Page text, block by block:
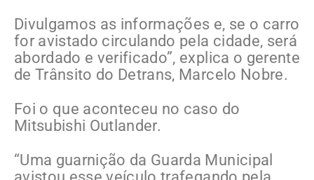
Divulgamos as informações e, se o carro
for avistado circulando pela cidade, será
abordado e verificado”, explica o gerente
de Trânsito do Detrans, Marcelo Nobre.
Foi o que aconteceu no caso do
Mitsubishi Outlander.
“Uma guarnição da Guarda Municipal